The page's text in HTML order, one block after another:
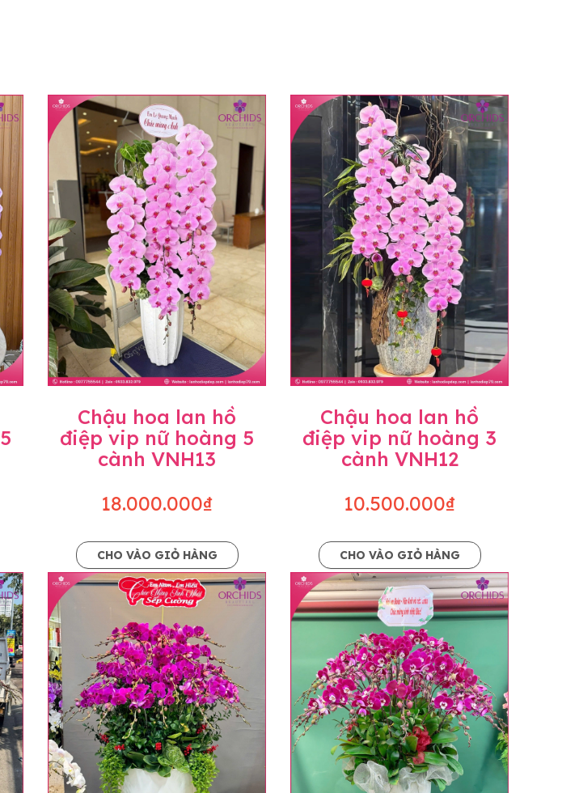
phối ghép từ nhiều cây hoa và tạo dáng hoàn toàn thủ công nên có thể sẽ
còn phụ thuộc theo mùa và điều kiện khách quan, tùy vào thời điểm hoa nở
và cách trang trí.
thực hiện dựa trên mẫu đã chọn với mức độ giống mẫu khoảng 80-90%,
trí chúng tôi sẽ chủ động liên lạc với khách hàng để thông báo và tư vấn
Trường hợp không đủ thời gian hoặc không liên lạc được với người
Chậu hoa lan hồ
điệp vip nữ hoàng 5
cành VNH13
18.000.000₫
CHO VÀO GIỎ HÀNG
Chậu hoa lan hồ
điệp vip nữ hoàng 3
cành VNH12
10.500.000₫
CHO VÀO GIỎ HÀNG